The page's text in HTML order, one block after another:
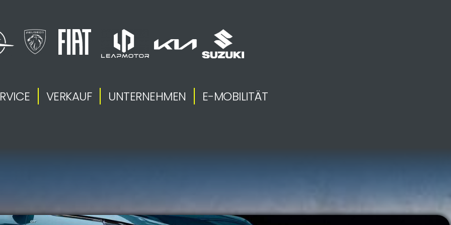
VERKAUF UNTERNEHMEN E-MOBILITÄT
.